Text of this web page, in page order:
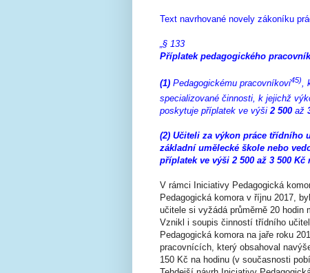
Text navrhované novely zákoníku
„§ 133
Příplatek pedagogického
(1) Pedagogickému pracovníkovi45),
specializované činnosti, k jejichž
poskytuje příplatek ve výši 2 500 až
(2) Učiteli za výkon práce třídního
základní umělecké škole nebo
příplatek ve výši 2 500 až 3 500 Kč
V rámci Iniciativy Pedagogická
Pedagogická komora v říjnu 2017,
učitele si vyžádá průměrně 20
Vznikl i soupis činností třídního
Pedagogická komora na jaře roku
pracovnících, který obsahoval
150 Kč na hodinu (v současnosti